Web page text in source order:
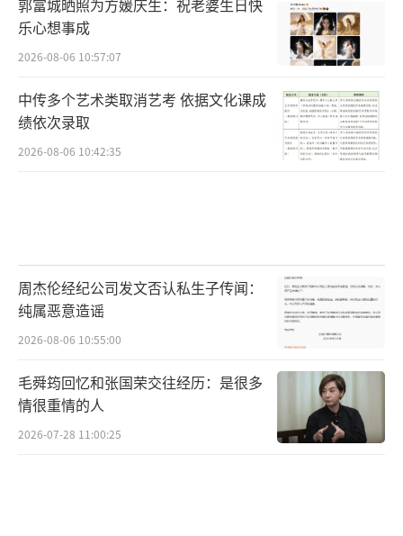
郭富城晒照为方媛庆生：祝老婆生日快
乐心想事成
2026-08-06 10:57:07
中传多个艺术类取消艺考 依据文化课成
绩依次录取
2026-08-06 10:42:35
周杰伦经纪公司发文否认私生子传闻：
纯属恶意造谣
2026-08-06 10:55:00
毛舜筠回忆和张国荣交往经历：是很多
情很重情的人
2026-07-28 11:00:25